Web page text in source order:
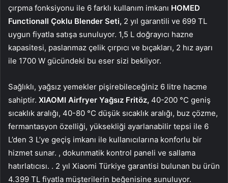
çırpma fonksiyonu ile 6 farklı kullanım imkanı HOMED
Functionall Çoklu Blender Seti, 2 yıl garantili ve 699 TL
uygun fiyatla satışa sunuluyor. 1,5 L doğrayıcı hazne
kapasitesi, paslanmaz çelik çırpıcı ve bıçakları, 2 hız ayarı
ile 1700 W gücündeki bu eser sizi bekliyor.
Sağlıklı, yağsız yemekler pişirebileceğiniz 6 litre hacme
sahiptir. XIAOMI Airfryer Yağsız Fritöz, 40-200 °C geniş
sıcaklık aralığı, 40-80 °C düşük sıcaklık aralığı, buz çözme,
fermantasyon özelliği, yüksekliği ayarlanabilir tepsi ile 6
L’den 3 L’ye geçiş imkanı ile kullanıcılarına konforlu bir
hizmet sunar. , dokunmatik kontrol paneli ve sallama
hatırlatıcısı. . 2 yıl Xiaomi Türkiye garantisi bulunan bu ürün
4.399 TL fiyatla müşterilerin beğenisine sunuluyor.